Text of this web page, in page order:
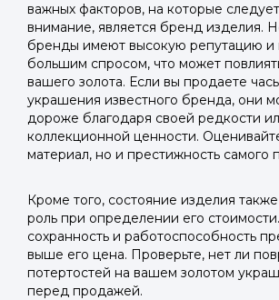
важных факторов, на которые
внимание, является бренд изделия.
бренды имеют высокую репутацию и
большим спросом, что может
вашего золота. Если вы продаете
украшения известного бренда, они
дороже благодаря своей редкости
коллекционной ценности.
материал, но и престижность самого
Кроме того, состояние изделия
роль при определении его
сохранность и работоспособность
выше его цена. Проверьте, нет ли
потертостей на вашем золотом
перед продажей.